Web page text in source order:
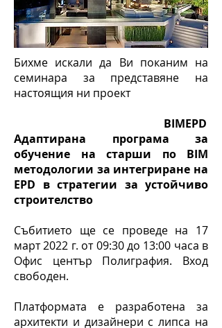
Бихме искали да Ви поканим на
семинара за представяне на
настоящия ни проект
BIMEPD
Адаптирана програма за
обучение на старши по BIM
методологии за интегриране на
EPD в стратегии за устойчиво
строителство
Събитието ще се проведе на 17
март 2022 г. от 09:30 до 13:00 часа в
Офис център Полиграфия. Вход
свободен.
Платформата е разработена за
архитекти и дизайнери с липса на